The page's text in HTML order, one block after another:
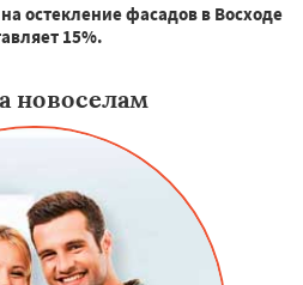
остекление фасадов в Восходе
15%.
новоселам